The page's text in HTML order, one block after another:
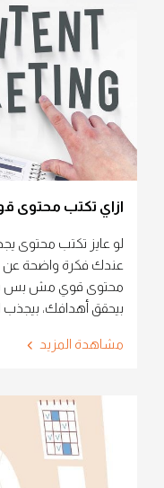
ازاي تكتب محتوى
لو عايز تكتب محتوى
عندك فكرة واضحة عن
محتوى قوي مش بس
بيحقق أهدافك، بيجذب
مشاهدة المزيد